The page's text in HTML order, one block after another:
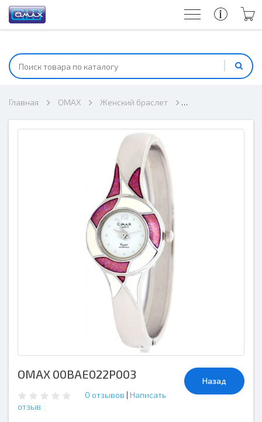
Главная OMAX Женский браслет
Назад
OMAX 00BAE022P003
0 отзывов | Написать
отзыв